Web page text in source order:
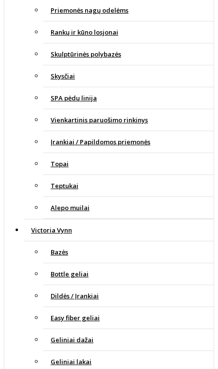
Priemonės nagų odelėms
Rankų ir kūno losjonai
Skulptūrinės polybazės
Skysčiai
SPA pėdų linija
Vienkartinis paruošimo rinkinys
Įrankiai / Papildomos priemonės
Topai
Teptukai
Alepo muilai
Victoria Vynn
Bazės
Bottle geliai
Dildės / Įrankiai
Easy fiber geliai
Geliniai dažai
Geliniai lakai